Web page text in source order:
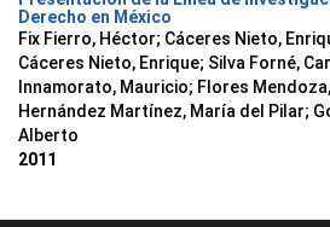
Derecho en México
Fix Fierro, Héctor; Cáceres Nieto,
Cáceres Nieto, Enrique; Silva Forné,
Innamorato, Mauricio; Flores
Hernández Martínez, María del Pilar;
Alberto
2011